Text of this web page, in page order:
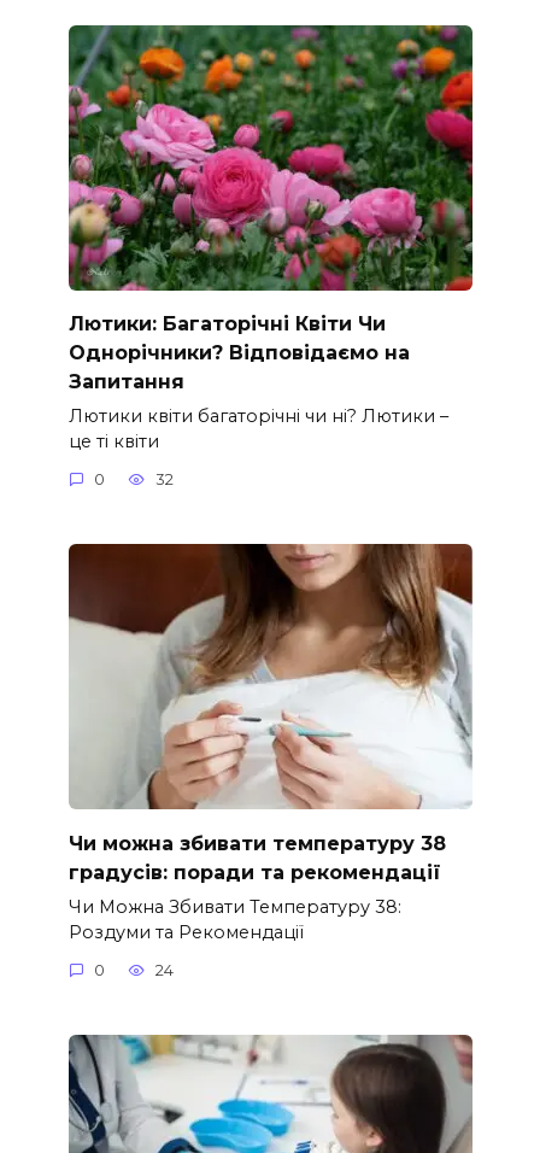
Лютики: Багаторічні Квіти Чи
Однорічники? Відповідаємо на
Запитання
Лютики квіти багаторічні чи ні? Лютики –
це ті квіти
0 32
Чи можна збивати температуру 38
градусів: поради та рекомендації
Чи Можна Збивати Температуру 38:
Роздуми та Рекомендації
0 24